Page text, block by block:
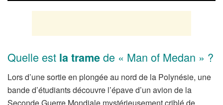
Quelle est la tramede « Man of Medan » ?
Lors d’une sortie en plongée au nord de la Polynésie, une
bande d’étudiants découvre l’épave d’un avion de la